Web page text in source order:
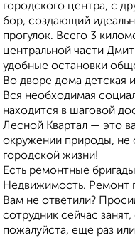
городского центра, с
бор, создающий
прогулок. Всего 3
центральной части
удобные остановки
Во дворе дома детская
Вся необходимая
находится в шаговой
Лесной Квартал — это
окружении природы, не
городской жизни!
Есть ремонтные
Недвижимость. Ремонт
Вам не ответили?
сотрудник сейчас
пожалуйста, еще раз